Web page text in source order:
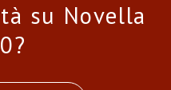
su Novella